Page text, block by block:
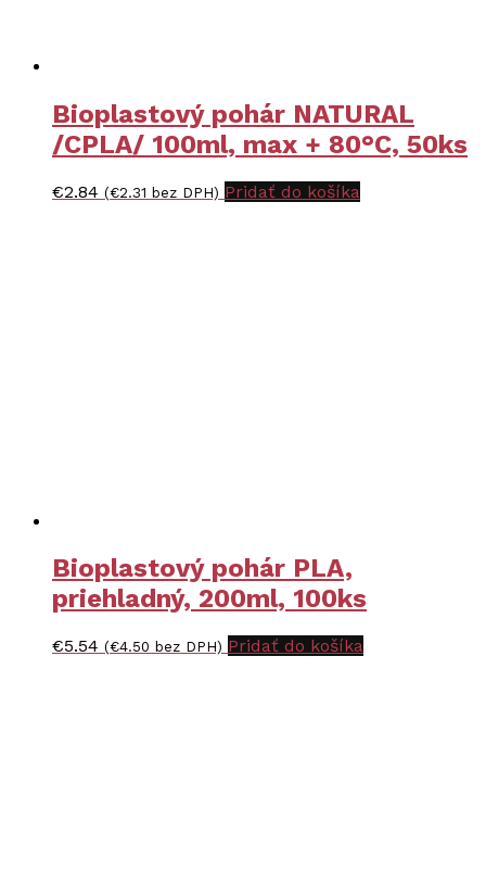
Bioplastový pohár NATURAL
/CPLA/ 100ml, max + 80°C, 50ks
€2.84 (€2.31 bez DPH) Pridať do košíka
Bioplastový pohár PLA,
priehladný, 200ml, 100ks
€5.54 (€4.50 bez DPH) Pridať do košíka